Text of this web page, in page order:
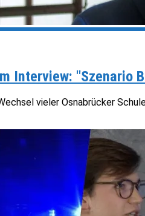
Interview: "Szenario
vieler Osnabrücker